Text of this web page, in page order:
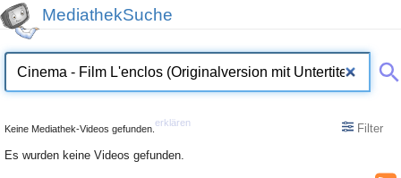
MediathekSuche
Keine Mediathek-Videos gefunden.
erklären
Filter
Es wurden keine Videos gefunden.